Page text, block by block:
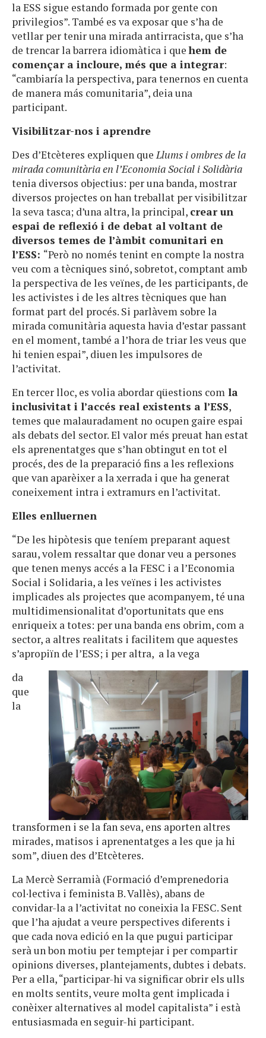
la ESS sigue estando formada por gente con
privilegios”. També es va exposar que s’ha de
vetllar per tenir una mirada antirracista, que s’ha
de trencar la barrera idiomàtica i quehem de
començar a incloure, més que a integrar:
“cambiaría la perspectiva, para tenernos en cuenta
de manera más comunitaria”, deia una
participant.
Visibilitzar-nos i aprendre
Des d’Etcèteres expliquen queLlums i ombres de la
mirada comunitària en l’Economia Social i Solidària
tenia diversos objectius: per una banda, mostrar
diversos projectes on han treballat per visibilitzar
la seva tasca; d’una altra, la principal, crear un
espai de reflexió i de debat al voltant de
diversos temes de l’àmbit comunitari en
l’ESS: “Però no només tenint en compte la nostra
veu com a tècniques sinó, sobretot, comptant amb
la perspectiva de les veïnes, de les participants, de
les activistes i de les altres tècniques que han
format part del procés. Si parlàvem sobre la
mirada comunitària aquesta havia d’estar passant
en el moment, també a l’hora de triar les veus que
hi tenien espai”, diuen les impulsores de
l’activitat.
En tercer lloc, es volia abordar qüestions com la
inclusivitat i l’accés real existents a l’ESS,
temes que malauradament no ocupen gaire espai
als debats del sector. El valor més preuat han estat
els aprenentatges que s’han obtingut en tot el
procés, des de la preparació fins a les reflexions
que van aparèixer a la xerrada i que ha generat
coneixement intra i extramurs en l’activitat.
Elles enlluernen
“De les hipòtesis que teníem preparant aquest
sarau, volem ressaltar que donar veu a persones
que tenen menys accés a la FESC i a l’Economia
Social i Solidaria, a les veïnes i les activistes
implicades als projectes que acompanyem, té una
multidimensionalitat d’oportunitats que ens
enriqueix a totes: per una banda ens obrim, com a
sector, a altres realitats i facilitem que aquestes
s’apropiïn de l’ESS; i per altra, a la vega
da
que
la
transformen i se la fan seva, ens aporten altres
mirades, matisos i aprenentatges a les que ja hi
som”, diuen des d’Etcèteres.
La Mercè Serramià (Formació d’emprenedoria
col·lectiva i feminista B. Vallès), abans de
convidar-la a l’activitat no coneixia la FESC. Sent
que l’ha ajudat a veure perspectives diferents i
que cada nova edició en la que pugui participar
serà un bon motiu per temptejar i per compartir
opinions diverses, plantejaments, dubtes i debats.
Per a ella, “participar-hi va significar obrir els ulls
en molts sentits, veure molta gent implicada i
conèixer alternatives al model capitalista” i està
entusiasmada en seguir-hi participant.